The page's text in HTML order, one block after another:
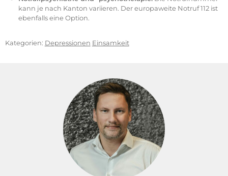
kann je nach Kanton variieren. Der europaweite Notruf 112 ist
ebenfalls eine Option.
Kategorien: Depressionen Einsamkeit